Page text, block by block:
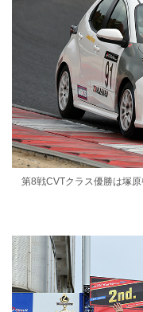
第8戦CVTクラス優勝は塚